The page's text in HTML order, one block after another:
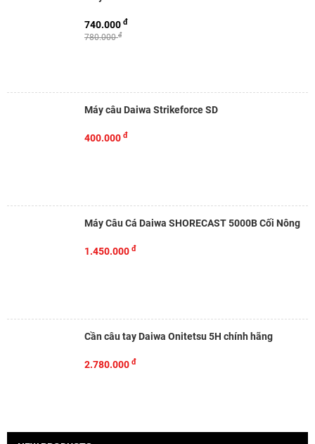
780.000đ
740.000 đ
Máy câu Daiwa Strikeforce SD
400.000 đ
Máy Câu Cá Daiwa SHORECAST 5000B Cối Nông
1.450.000 đ
Cần câu tay Daiwa Onitetsu 5H chính hãng
2.780.000 đ